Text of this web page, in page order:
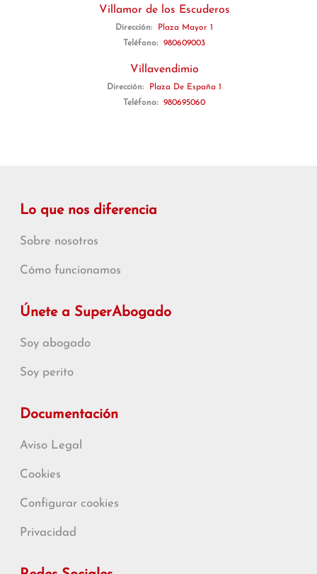
Villamor de los Escuderos
Dirección:
Plaza Mayor 1
Teléfono:
980609003
Villavendimio
Dirección:
Plaza De España 1
Teléfono:
980695060
Lo que nos diferencia
Sobre nosotros
Cómo funcionamos
Únete a SuperAbogado
Soy abogado
Soy perito
Documentación
Aviso Legal
Cookies
Configurar cookies
Privacidad